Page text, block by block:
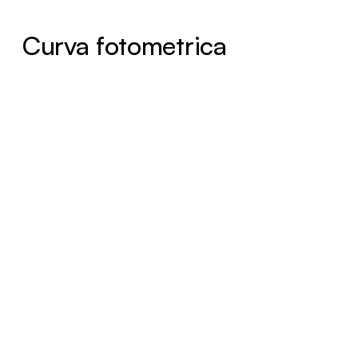
Curva fotometrica